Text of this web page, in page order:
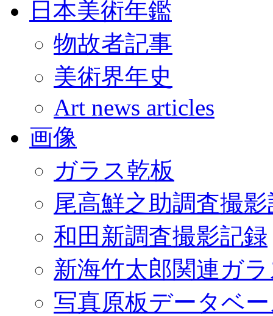
日本美術年鑑
物故者記事
美術界年史
Art news articles
画像
ガラス乾板
尾高鮮之助調査撮
和田新調査撮影記録
新海竹太郎関連ガ
写真原板データベ